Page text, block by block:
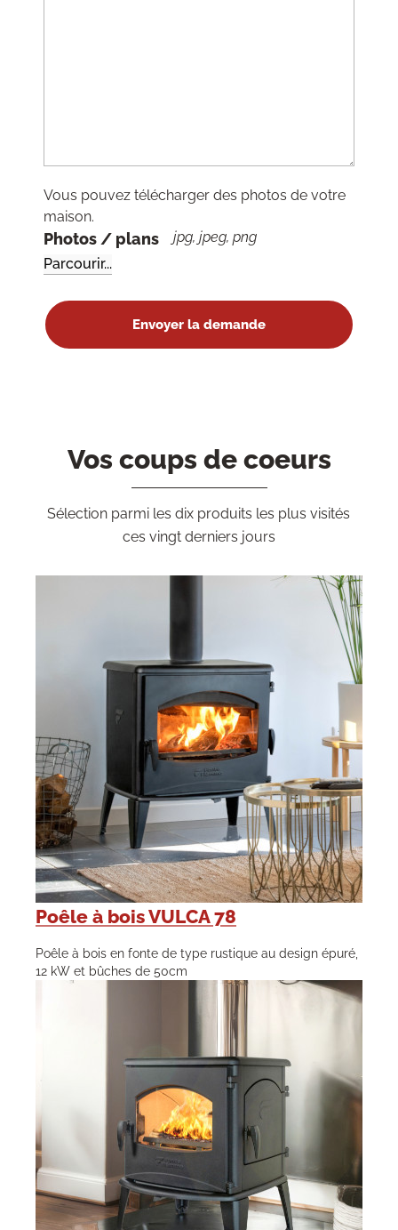
Vous pouvez télécharger des photos de votre
maison.
Photos / plans jpg, jpeg, png
Vos coups de coeurs
Sélection parmi les dix produits les plus visités
ces vingt derniers jours
Poêle à bois VULCA 78
Poêle à bois en fonte de type rustique au design épuré,
12 kW et bûches de 50cm